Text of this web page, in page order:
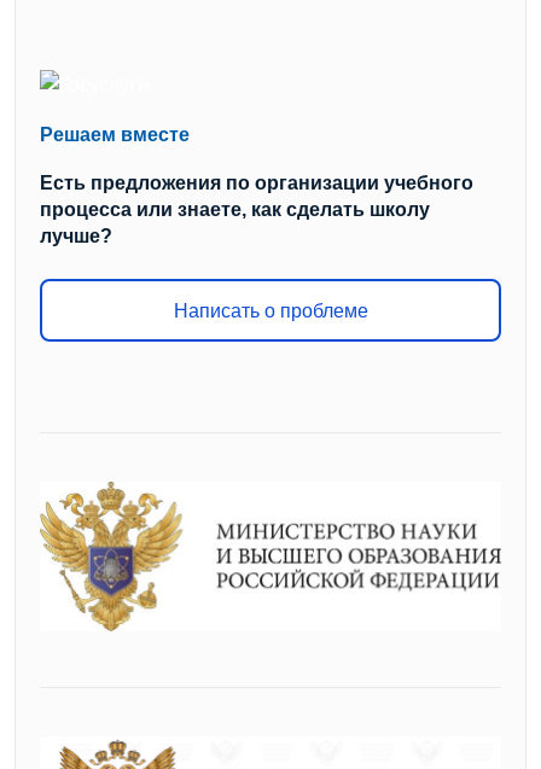
Решаем вместе
Есть предложения по организации учебного
процесса или знаете, как сделать школу
лучше?
Написать о проблеме